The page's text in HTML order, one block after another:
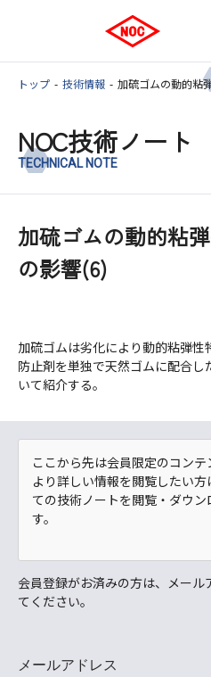
トップ 技術情報 加硫ゴムの動的粘
NOC技術ノート
TECHNICAL NOTE
加硫ゴムの動的粘
の影響(6)
加硫ゴムは劣化により動的粘弾
防止剤を単独で天然ゴムに配合
いて紹介する。
ここから先は会員限定のコンテ
より詳しい情報を閲覧したい
ての技術ノートを閲覧・ダウ
す。
会員登録がお済みの方は、メー
てください。
メールアドレス